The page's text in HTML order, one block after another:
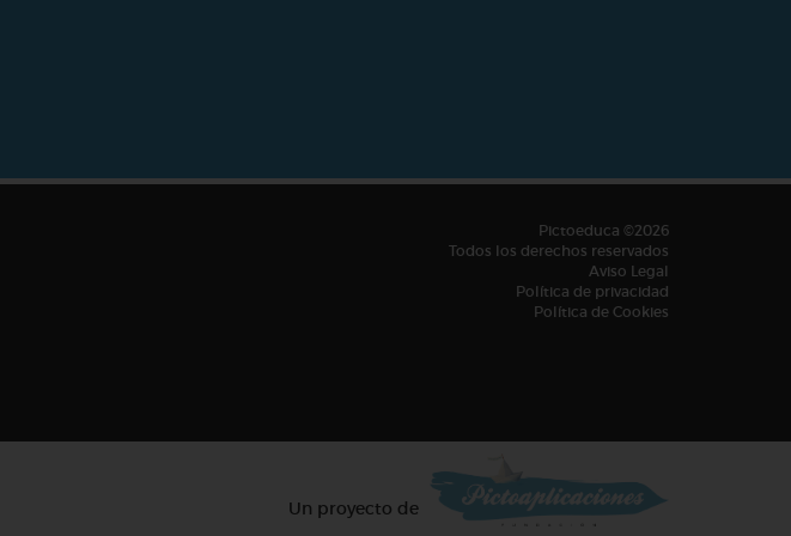
Pictoeduca ©2026
Todos los derechos reservados
Aviso Legal
Política de privacidad
Política de Cookies
Un proyecto de